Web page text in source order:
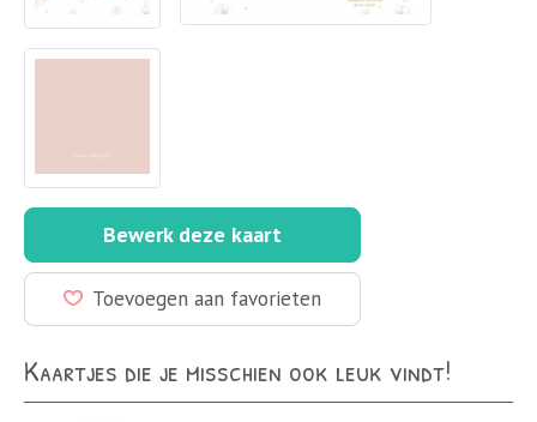
Bewerk deze kaart
Toevoegen aan favorieten
Kaartjes die je misschien ook leuk vindt!